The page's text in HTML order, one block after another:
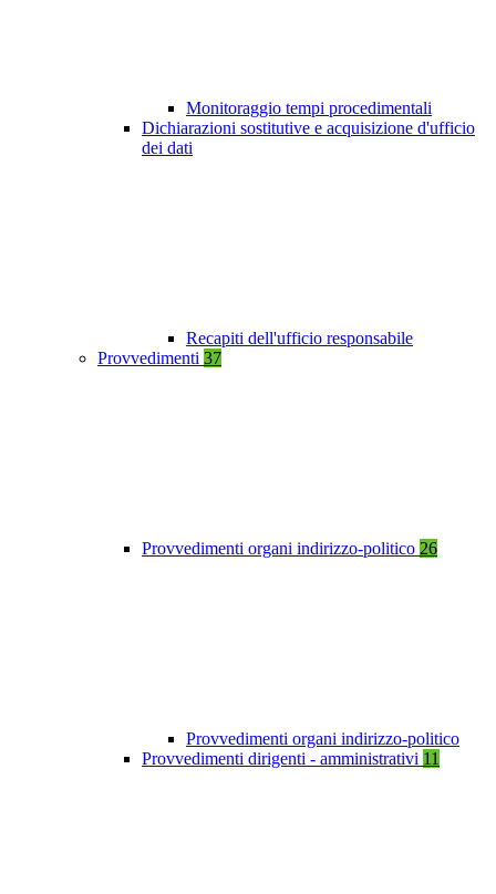
Monitoraggio tempi procedimentali
Dichiarazioni sostitutive e acquisizione d'ufficio
dei dati
Recapiti dell'ufficio responsabile
Provvedimenti 37
Provvedimenti organi indirizzo-politico 26
Provvedimenti organi indirizzo-politico
Provvedimenti dirigenti - amministrativi 11